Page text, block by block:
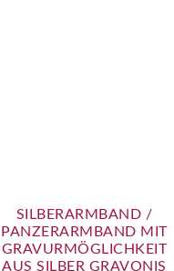
SILBERARMBAND /
PANZERARMBAND MIT
GRAVURMÖGLICHKEIT
AUS SILBER GRAVONIS